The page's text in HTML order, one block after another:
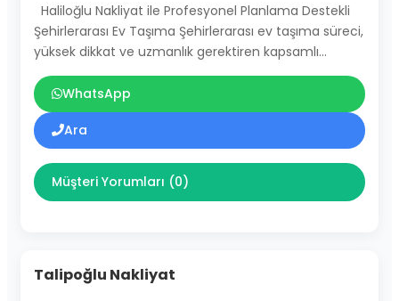
Haliloğlu Nakliyat ile Profesyonel Planlama Destekli
Şehirlerarası Ev Taşıma Şehirlerarası ev taşıma süreci,
yüksek dikkat ve uzmanlık gerektiren kapsamlı…
WhatsApp
Ara
Müşteri Yorumları (0)
Talipoğlu Nakliyat